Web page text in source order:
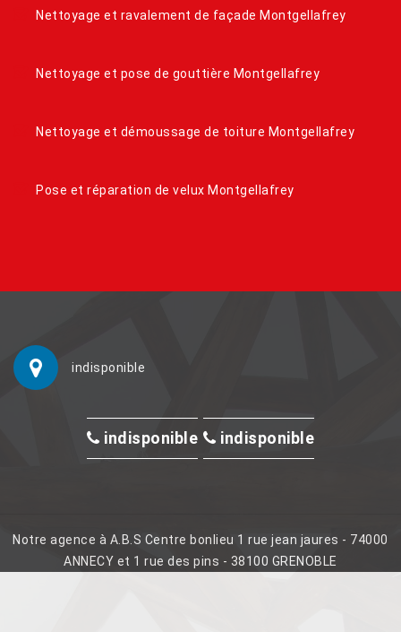
Nettoyage et ravalement de façade Montgellafrey
Nettoyage et pose de gouttière Montgellafrey
Nettoyage et démoussage de toiture Montgellafrey
Pose et réparation de velux Montgellafrey
indisponible
indisponible indisponible
Notre agence à A.B.S Centre bonlieu 1 rue jean jaures - 74000
ANNECY et 1 rue des pins - 38100 GRENOBLE